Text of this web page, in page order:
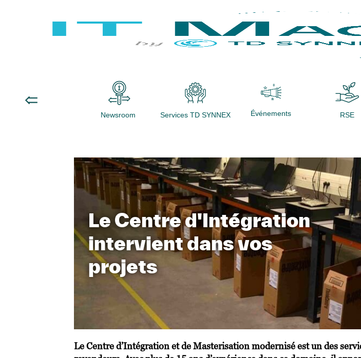
Newsroom Services TD SYNNEX Événements RSE
Le Centre d'Intégration
intervient dans vos
projets
Le Centre d’Intégration et de Masterisation modernisé est un des